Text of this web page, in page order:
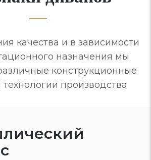
качества и в зависимости
назначения мы
конструкционные
производства